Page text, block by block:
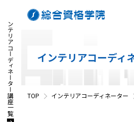
インテリアコーディネーター講座一覧 インテリアコーディ
TOP インテリアコーディネーター